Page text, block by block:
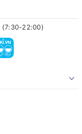
(7:30-22:00)